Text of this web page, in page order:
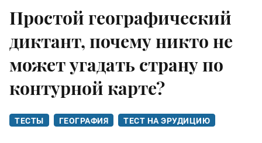
Простой географический
диктант, почему никто не
может угадать страну по
контурной карте?
ТЕСТЫ ГЕОГРАФИЯ ТЕСТ НА ЭРУДИЦИЮ